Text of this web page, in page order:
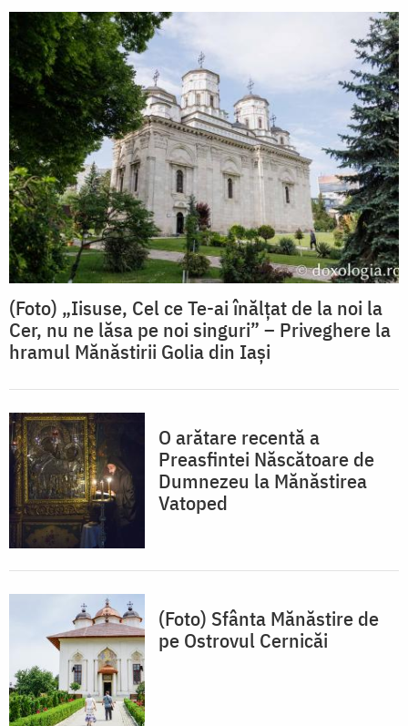
(Foto) „Iisuse, Cel ce Te-ai înălțat de la noi la
Cer, nu ne lăsa pe noi singuri” – Priveghere la
hramul Mănăstirii Golia din Iași
O arătare recentă a
Preasfintei Născătoare de
Dumnezeu la Mănăstirea
Vatoped
(Foto) Sfânta Mănăstire de
pe Ostrovul Cernicăi